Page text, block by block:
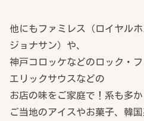
他にもファミレス（ロイヤル
ジョナサン）や、
神戸コロッケなどのロック・フ
エリックサウスなどの
お店の味をご家庭で！系も多か
ご当地のアイスやお菓子、韓